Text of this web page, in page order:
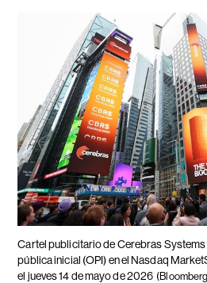
Cartel publicitario de Cerebras Systems
pública inicial (OPI) en el Nasdaq
el jueves 14 de mayo de 2026